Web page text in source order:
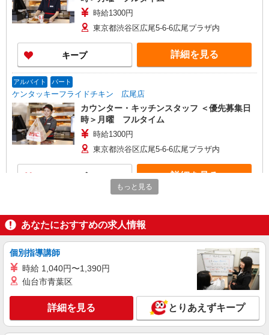
時給1300円
東京都渋谷区広尾5-6-6広尾プラザ内
キープ 詳細を見る
アルバイト パート
ケンタッキーフライドチキン 広尾店
カウンター・キッチンスタッフ ＜優先募集日
時＞月曜 フルタイム
時給1300円
東京都渋谷区広尾5-6-6広尾プラザ内
詳細を見る
ケンタッキーフライドチキン 初台店
カウンター・キッチンスタッフ ＜優先募集日
時＞土日祝 フルタイム
時給1300円 ＜高校生＞時給1250円
東京都渋谷区本町1-2-5 初台AIビル1F
キープ 詳細を見る
もっと見る
あなたにおすすめの求人情報
個別指導講師
時給 1,040円〜1,390円
仙台市青葉区
詳細を見る とりあえずキープ